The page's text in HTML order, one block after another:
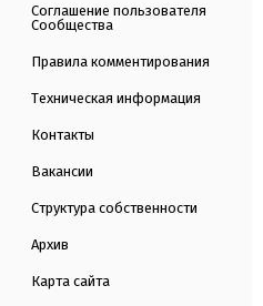
Соглашение пользователя
Сообщества
Правила комментирования
Техническая информация
Контакты
Вакансии
Структура собственности
Архив
Карта сайта